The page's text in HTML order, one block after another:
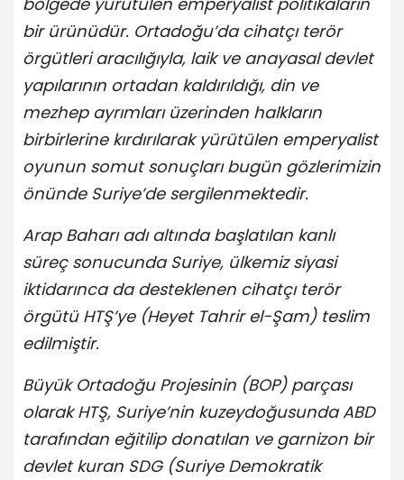
bir ürünüdür. Ortadoğu’da cihatçı terör
örgütleri aracılığıyla, laik ve anayasal devlet
yapılarının ortadan kaldırıldığı, din ve
mezhep ayrımları üzerinden halkların
birbirlerine kırdırılarak yürütülen emperyalist
oyunun somut sonuçları bugün gözlerimizin
önünde Suriye’de sergilenmektedir.
Arap Baharı adı altında başlatılan kanlı
süreç sonucunda Suriye, ülkemiz siyasi
iktidarınca da desteklenen cihatçı terör
örgütü HTŞ’ye (Heyet Tahrir el-Şam) teslim
edilmiştir.
Büyük Ortadoğu Projesinin (BOP) parçası
olarak HTŞ, Suriye’nin kuzeydoğusunda ABD
tarafından eğitilip donatılan ve garnizon bir
devlet kuran SDG (Suriye Demokratik